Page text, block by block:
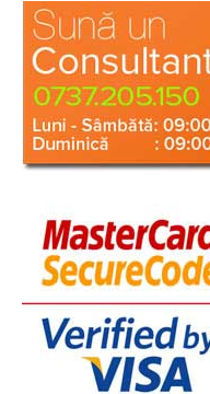
confortabila
Canapele extensibile
extensibila confortabila
de pret imbatabila in
Canapeaua de 3 locuri se li..
Pret
Stoc